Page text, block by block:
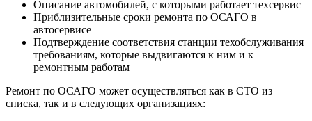
Описание автомобилей, с которыми работает техсервис
Приблизительные сроки ремонта по ОСАГО в
автосервисе
Подтверждение соответствия станции техобслуживания
требованиям, которые выдвигаются к ним и к
ремонтным работам
Ремонт по ОСАГО может осуществляться как в СТО из
списка, так и в следующих организациях: